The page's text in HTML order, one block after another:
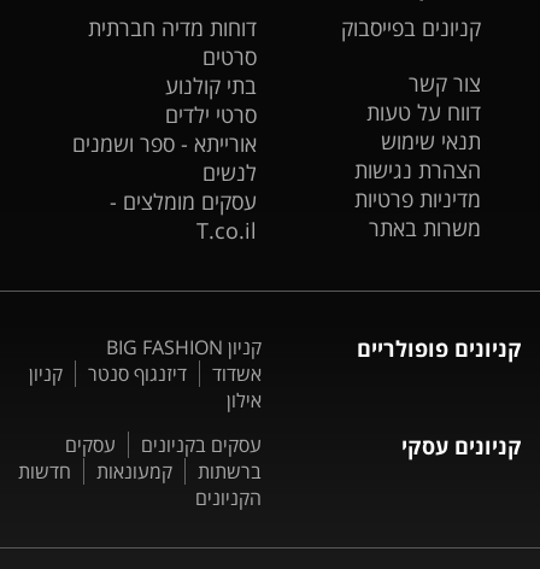
קניונים בפייסבוק
צור קשר
דווח על טעות
תנאי שימוש
הצהרת נגישות
מדיניות פרטיות
משרות באתר
דוחות מדיה חברתית
סרטים
בתי קולנוע
סרטי ילדים
אורייתא - ספר ושמנים
לנשים
עסקים מומלצים -
T.co.il
קניונים פופולריים
קניון BIG FASHION
אשדוד
דיזנגוף סנטר
קניון
אילון
קניונים עסקי עסקים בקניונים
עסקים
ברשתות
קמעונאות
חדשות
הקניונים